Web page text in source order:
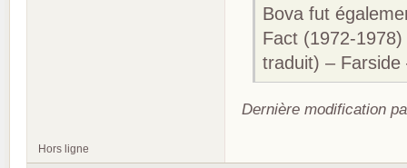
Bova fut
Fact (1972-
traduit) –
Dernière modification
Hors ligne